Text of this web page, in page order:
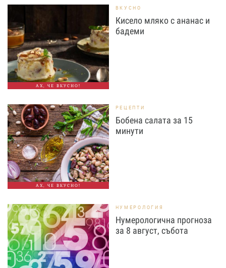
АХ, ЧЕ ВКУСНО!
ВКУСНО
Кисело мляко с ананас и
бадеми
АХ, ЧЕ ВКУСНО!
РЕЦЕПТИ
Бобена салата за 15
минути
НУМЕРОЛОГИЯ
Нумерологична прогноза
за 8 август, събота